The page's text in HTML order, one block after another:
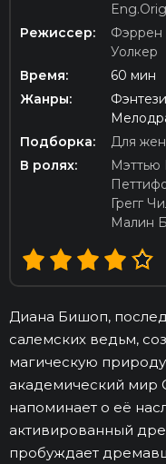
Режиссер:
Фэррен
Уолкер
Время:
60 мин
Жанры:
Подборка:
Для
В ролях:
Мэттью
Грегг
Малин
Диана Бишоп,
салемских ведьм,
магическую
академический мир
напоминает о её
активированный
пробуждает